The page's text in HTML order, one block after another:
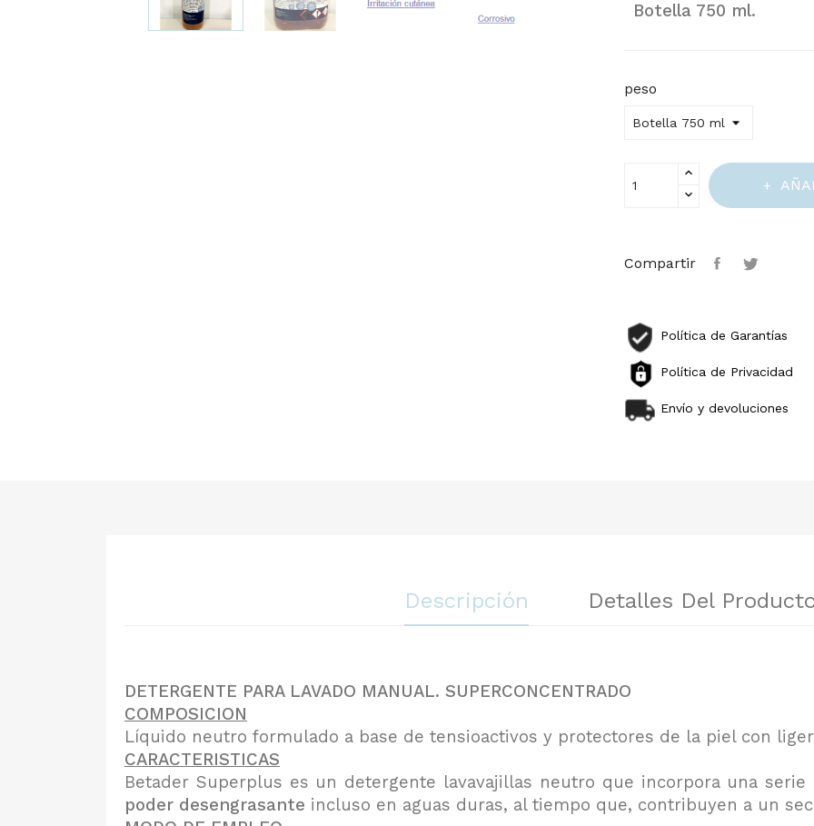
Botella 750 ml.
peso
Compartir
Política de Garantías
Política de Privacidad
Envío y devoluciones
Descripción Detalles Del
DETERGENTE PARA LAVADO MANUAL. SUPERCONCENTRADO
COMPOSICION
Líquido neutro formulado a base de tensioactivos y protectores de la piel con
CARACTERISTICAS
Betader Superplus es un detergente lavavajillas neutro que incorpora una
poder desengrasante incluso en aguas duras, al tiempo que, contribuyen a un